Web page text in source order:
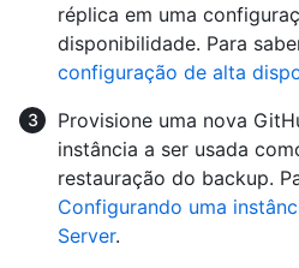
réplica em uma
disponibilidade. Para
configuração de alta
Provisione uma nova
instância a ser usada
restauração do backup.
Configurando uma
Server.